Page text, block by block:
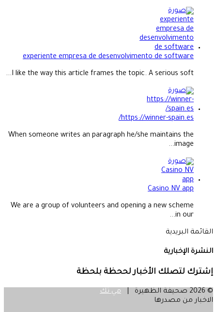
experiente empresa de desenvolvimento de software
I like the way this article frames the topic. A serious soft...
https://winner-spain.es/
When someone writes an paragraph he/she maintains the
image...
Casino NV app
We are a group of volunteers and opening a new scheme
in our...
القائمة البريدية
النشرة الإخبارية
إشترك لتصلك الأخبار لححظة بلحظة
© 2026 صحيفة الظهيرة |
مي تك
الاخبار من مصدرها